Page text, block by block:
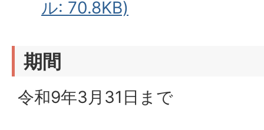
ル: 70.8KB)
期間
令和9年3月31日まで